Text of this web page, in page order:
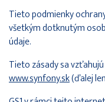
Tieto podmienky
všetkým dotknutým
údaje.
Tieto zásady sa
www.synfony.sk(ďalej